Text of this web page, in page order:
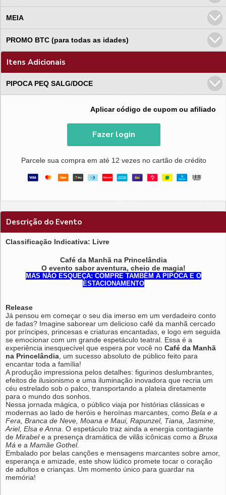
MEIA
PROMO BTC (para todas as idades)
Itens Adicionais
PIPOCA PEQ SALG/DOCE
Aplicar código de cupom ou afiliado
Fazer login
Parcele sua compra em até 12 vezes no cartão de crédito
Descrição do Evento
Classificação Indicativa: Livre
Café da Manhã na Princelândia
O evento sabor aventura, cheio de magia!
MAS NÃO ESQUEÇA: COMPRE TAMBÉM A PIPOCA E O
ESTACIONAMENTO
Release
Já pensou em começar o seu dia imerso em um verdadeiro conto
de fadas? Imagine saborear um delicioso café da manhã cercado
por príncipes, princesas e criaturas encantadas, e logo em seguida
se emocionar com um grande espetáculo teatral. Essa é a
experiência inesquecível que espera por você no Café da Manhã
na Princelândia, um sucesso absoluto de público feito para
encantar toda a família!
A produção impressiona pelos detalhes: figurinos deslumbrantes,
efeitos de ilusionismo e uma iluminação inovadora que recria um
céu estrelado sob o palco, transportando a plateia diretamente
para o mundo dos sonhos.
Nessa jornada mágica, o público viaja por histórias clássicas e
modernas ao lado de heróis e heroínas marcantes, como Bela e a
Fera, Branca de Neve, Moana e Maui, Rapunzel, Tiana, Jasmine,
Ariel, Elsa e Anna . O espetáculo traz ainda a energia contagiante
de Mirabele a presença dramática de vilãs icônicas como a Bruxa
Má e a Mamãe Gothel.
Embalado por belas canções e mensagens marcantes sobre amor,
esperança e amizade, este show lúdico promete tocar o coração
de adultos e crianças. Um momento único para guardar na
memória!